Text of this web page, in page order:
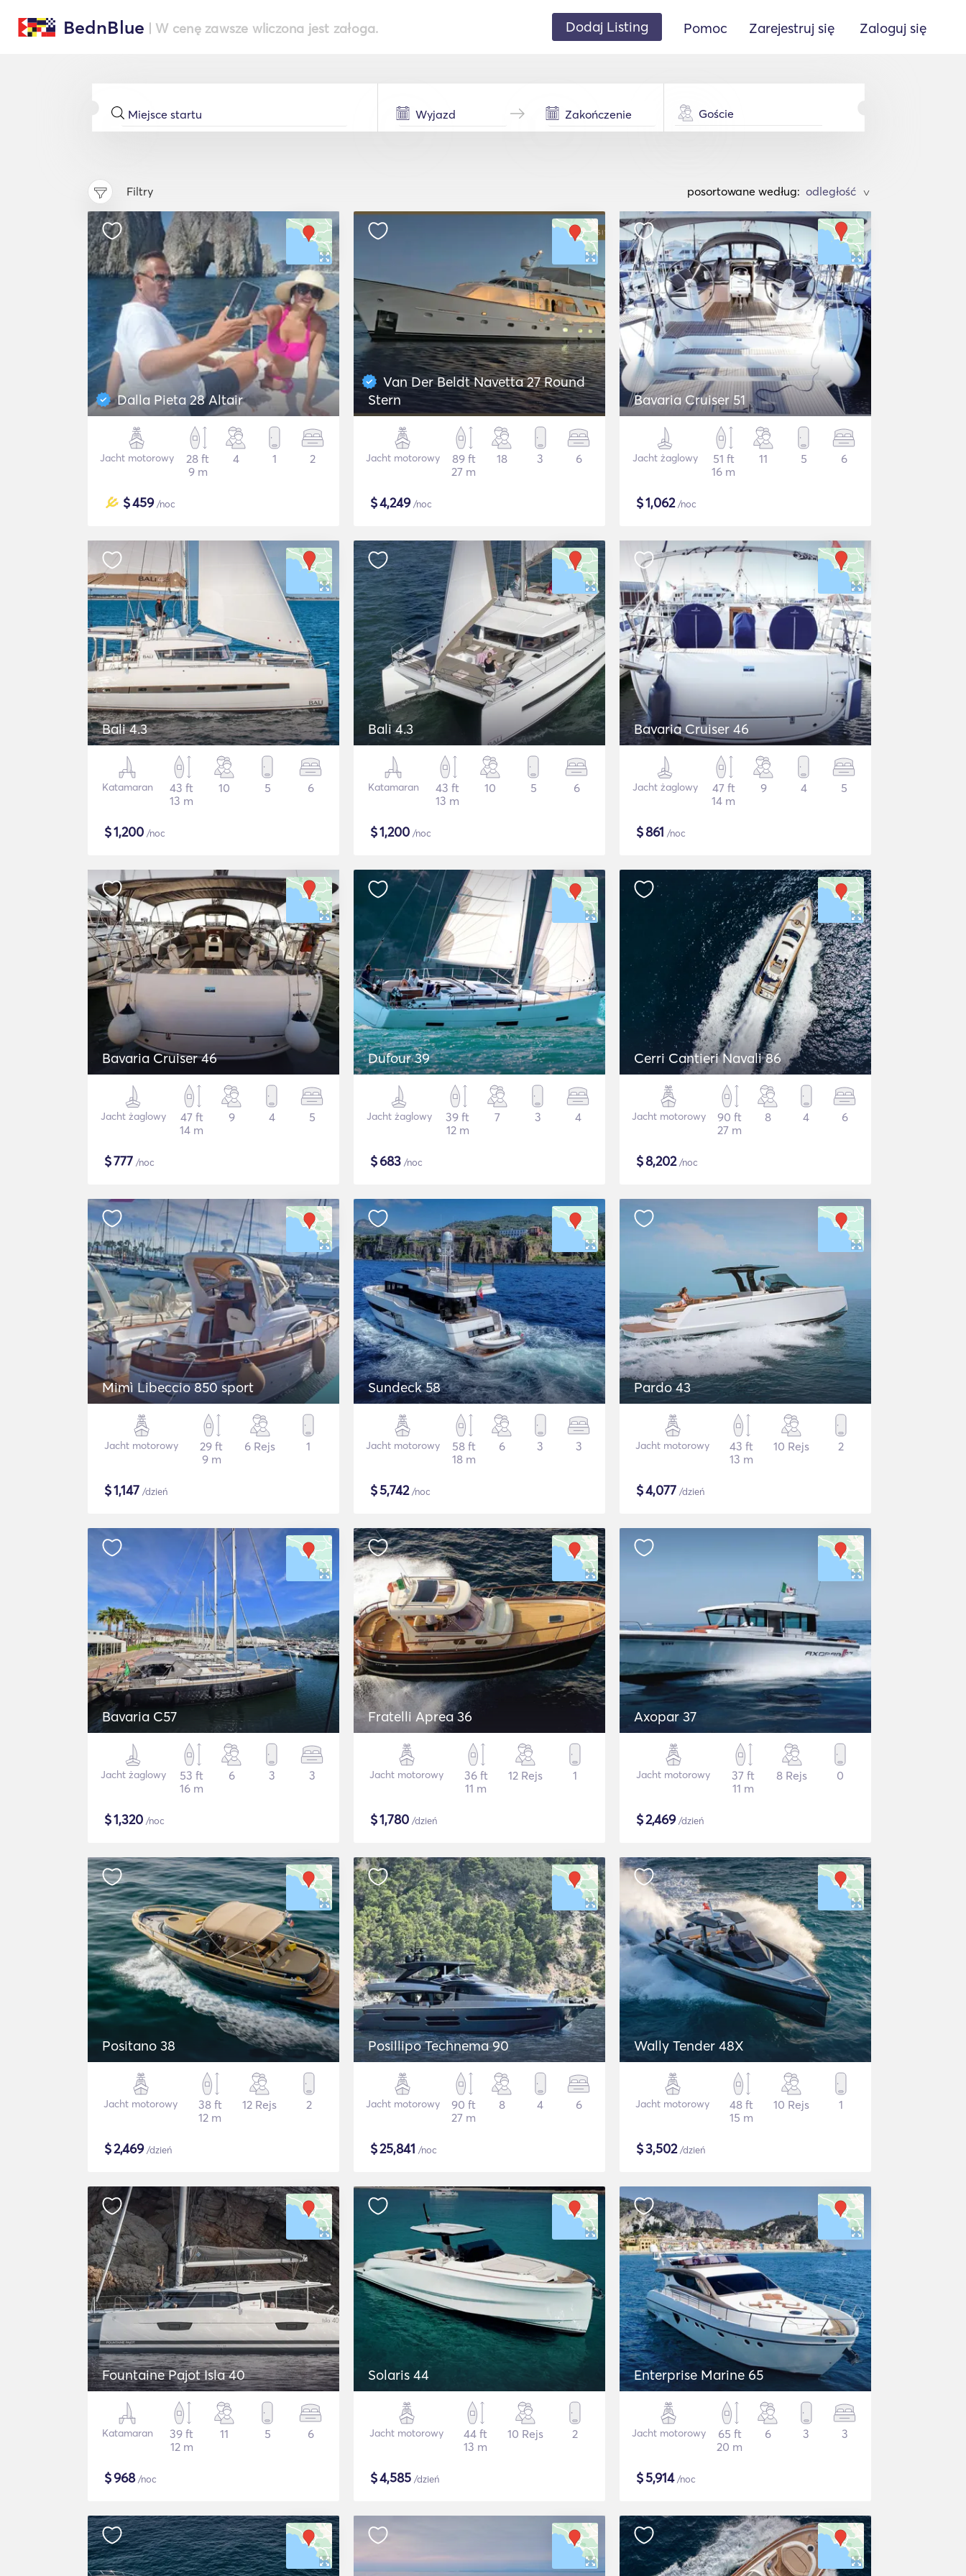
BednBlue | W cenę zawsze wliczona jest załoga. Dodaj Listing Pomoc Zarejestruj się Zaloguj się
Goście
Filtry posortowane według: >
Dalla Pieta 28 Altair
Jacht motorowy
28 ft
9 m
4 1 2
$459/noc
Van Der Beldt Navetta 27 Round
Stern
Jacht motorowy
89 ft
27 m
18 3 6
$4,249/noc
Bavaria Cruiser 51
Jacht żaglowy
51 ft
16 m
11 5 6
$1,062/noc
Bali 4.3
Katamaran
43 ft
13 m
10 5 6
$1,200 /noc
Bali 4.3
Katamaran
43 ft
13 m
10 5 6
$1,200 /noc
Bavaria Cruiser 46
Jacht żaglowy
47 ft
14 m
9 4 5
$861 /noc
Bavaria Cruiser 46
Jacht żaglowy
47 ft
14 m
9 4 5
$777 /noc
Dufour 39
Jacht żaglowy
39 ft
12 m
7 3 4
$683 /noc
Cerri Cantieri Navali 86
Jacht motorowy
90 ft
27 m
8 4 6
$8,202/noc
Mimì Libeccio 850 sport
Jacht motorowy
29 ft
9 m
6 Rejs 1
$1,147 /dzień
Sundeck 58
Jacht motorowy
58 ft
18 m
6 3 3
$5,742/noc
Pardo 43
Jacht motorowy
43 ft
13 m
10 Rejs 2
$4,077 /dzień
Bavaria C57
Jacht żaglowy
53 ft
16 m
6 3 3
$1,320 /noc
Fratelli Aprea 36
Jacht motorowy
36 ft
11 m
12 Rejs 1
$1,780 /dzień
Axopar 37
Jacht motorowy
37 ft
11 m
8 Rejs 0
$2,469/dzień
Positano 38
Jacht motorowy
38 ft
12 m
12 Rejs 2
$2,469/dzień
Posillipo Technema 90
Jacht motorowy
90 ft
27 m
8 4 6
$25,841 /noc
Wally Tender 48X
Jacht motorowy
48 ft
15 m
10 Rejs 1
$3,502/dzień
Fountaine Pajot Isla 40
Katamaran
39 ft
12 m
11 5 6
$968/noc
Solaris 44
Jacht motorowy
44 ft
13 m
10 Rejs 2
$4,585 /dzień
Enterprise Marine 65
Jacht motorowy
65 ft
20 m
6 3 3
$5,914/noc